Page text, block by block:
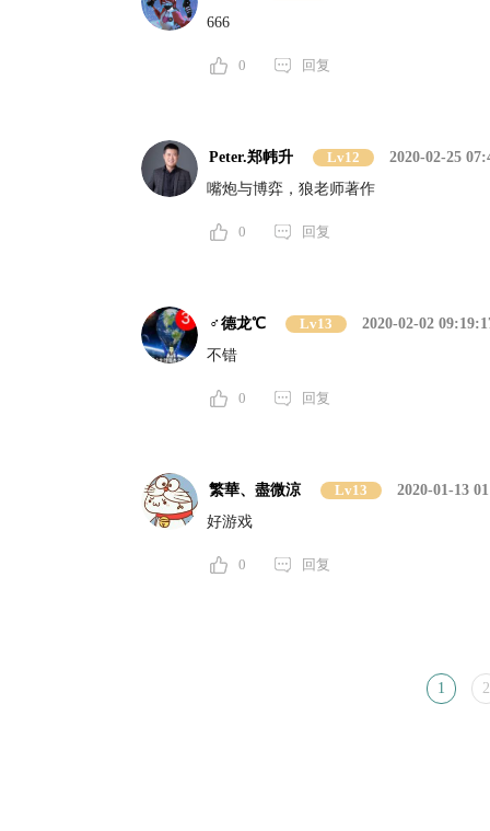
666
0 回复
Peter.郑帏升 Lv12
2020-02-25
嘴炮与博弈，狼老师著作
0 回复
♂德龙℃ Lv13
2020-02-02
不错
0 回复
繁華、盡微涼 Lv13
2020-01-13
好游戏
0 回复
1 2